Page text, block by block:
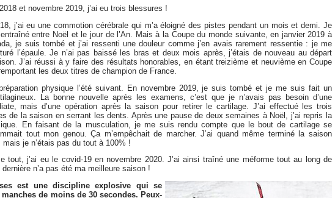
et novembre 2019, j’ai eu trois blessures !
j’ai eu une commotion cérébrale qui m’a éloigné des pistes pendant un mois et demi. Je
entre Noël et le jour de l’An. Mais à la Coupe du monde suivante, en janvier 2019 à
je suis tombé et j’ai ressenti une douleur comme j’en avais rarement ressentie : je me
l’épaule. Je n’ai pas baissé les bras et deux mois après, j’étais de nouveau au départ
J’ai réussi à y faire des résultats honorables, en étant treizième et neuvième en Coupe
les deux titres de champion de France.
physique l’été suivant. En novembre 2019, je suis tombé et je me suis fait un
La bonne nouvelle après les examens, c’est que je n’avais pas besoin d’une
mais d’une opération après la saison pour retirer le cartilage. J’ai effectué les trois
de la saison en serrant les dents. Après une pause de deux semaines à Noël, j’ai repris la
En faisant de la musculation, je me suis rendu compte que le bout de cartilage se
tout mon genou. Ça m’empêchait de marcher. J’ai quand même terminé la saison
mais je n’étais pas du tout à 100% !
tout, j’ai eu le covid-19 en novembre 2020. J’ai ainsi traîné une méforme tout au long de
dernière n’a pas été ma meilleure saison !
est une discipline explosive qui se
de moins de 30 secondes. Peux-